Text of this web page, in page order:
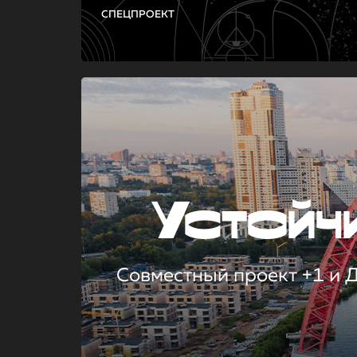
СПЕЦПРОЕКТ
Совместный проект +1 и